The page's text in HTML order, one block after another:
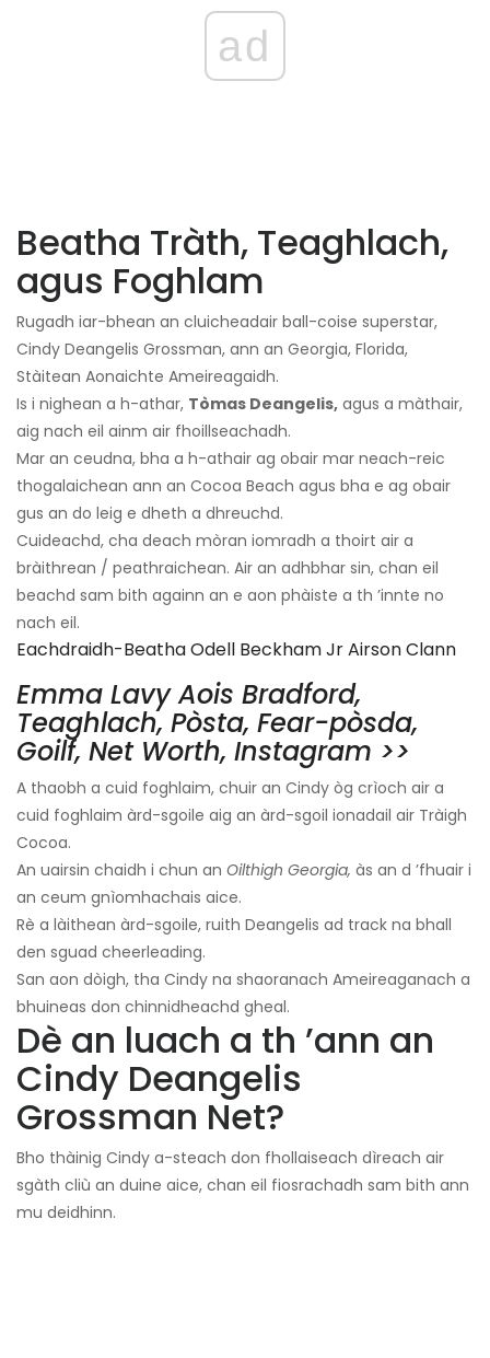
ad
Beatha Tràth, Teaghlach,
agus Foghlam
Rugadh iar-bhean an cluicheadair ball-coise superstar,
Cindy Deangelis Grossman, ann an Georgia, Florida,
Stàitean Aonaichte Ameireagaidh.
Is i nighean a h-athar, Tòmas Deangelis, agus a màthair,
aig nach eil ainm air fhoillseachadh.
Mar an ceudna, bha a h-athair ag obair mar neach-reic
thogalaichean ann an Cocoa Beach agus bha e ag obair
gus an do leig e dheth a dhreuchd.
Cuideachd, cha deach mòran iomradh a thoirt air a
bràithrean / peathraichean. Air an adhbhar sin, chan eil
beachd sam bith againn an e aon phàiste a th ’innte no
nach eil.
Eachdraidh-Beatha Odell Beckham Jr Airson Clann
Emma Lavy Aois Bradford,
Teaghlach, Pòsta, Fear-pòsda,
Goilf, Net Worth, Instagram >>
A thaobh a cuid foghlaim, chuir an Cindy òg crìoch air a
cuid foghlaim àrd-sgoile aig an àrd-sgoil ionadail air Tràigh
Cocoa.
An uairsin chaidh i chun an Oilthigh Georgia, às an d ’fhuair i
an ceum gnìomhachais aice.
Rè a làithean àrd-sgoile, ruith Deangelis ad track na bhall
den sguad cheerleading.
San aon dòigh, tha Cindy na shaoranach Ameireaganach a
bhuineas don chinnidheachd gheal.
Dè an luach a th ’ann an
Cindy Deangelis
Grossman Net?
Bho thàinig Cindy a-steach don fhollaiseach dìreach air
sgàth cliù an duine aice, chan eil fiosrachadh sam bith ann
mu deidhinn.